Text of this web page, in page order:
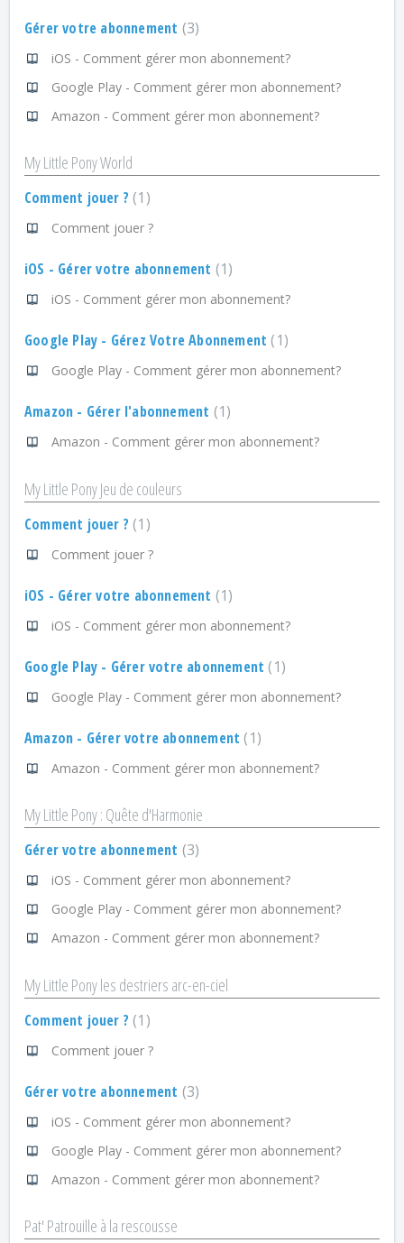
Gérer votre abonnement 3
iOS - Comment gérer mon abonnement?
Google Play - Comment gérer mon abonnement?
Amazon - Comment gérer mon abonnement?
My Little Pony World
Comment jouer ? 1
Comment jouer ?
iOS - Gérer votre abonnement 1
iOS - Comment gérer mon abonnement?
Google Play - Gérez Votre Abonnement 1
Google Play - Comment gérer mon abonnement?
Amazon - Gérer l'abonnement 1
Amazon - Comment gérer mon abonnement?
My Little Pony Jeu de couleurs
Comment jouer ? 1
Comment jouer ?
iOS - Gérer votre abonnement 1
iOS - Comment gérer mon abonnement?
Google Play - Gérer votre abonnement 1
Google Play - Comment gérer mon abonnement?
Amazon - Gérer votre abonnement 1
Amazon - Comment gérer mon abonnement?
My Little Pony : Quête d'Harmonie
Gérer votre abonnement 3
iOS - Comment gérer mon abonnement?
Google Play - Comment gérer mon abonnement?
Amazon - Comment gérer mon abonnement?
My Little Pony les destriers arc-en-ciel
Comment jouer ? 1
Comment jouer ?
Gérer votre abonnement 3
iOS - Comment gérer mon abonnement?
Google Play - Comment gérer mon abonnement?
Amazon - Comment gérer mon abonnement?
Pat' Patrouille à la rescousse